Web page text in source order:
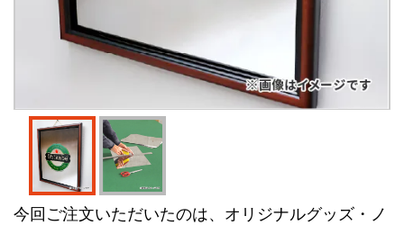
今回ご注文いただいたのは、オリジナルグッズ・ノ